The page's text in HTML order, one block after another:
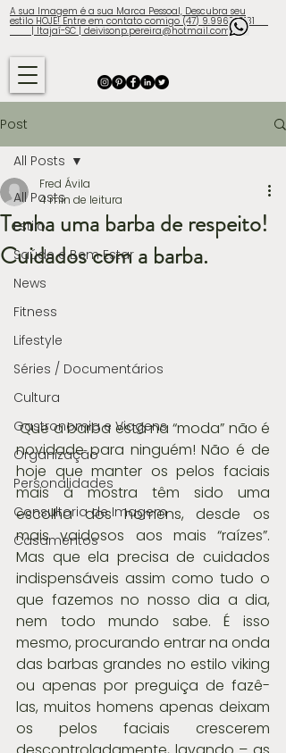
A sua Imagem é a sua Marca Pessoal, Descubra seu
estilo HOJE! Entre em contato comigo (47) 9.9960-3131
| Itajaí-SC | deivisonp.pereira@hotmail.com
Post
All Posts
Estilo
Saúde e Bem Estar
News
Fitness
Lifestyle
Séries / Documentários
Cultura
Gastronomia e Viagens
Organização
Personalidades
Consultoria de Imagem
Casamentos
All Posts
Tenha uma barba de respeito!
Cuidados com a barba.
Fred Ávila
4 min de leitura
Que a barba está na “moda” não é
novidade para ninguém! Não é de
hoje que manter os pelos faciais
mais à mostra têm sido uma
escolha dos homens, desde os
mais vaidosos aos mais “raízes”.
Mas que ela precisa de cuidados
indispensáveis assim como tudo o
que fazemos no nosso dia a dia,
nem todo mundo sabe. É isso
mesmo, procurando entrar na onda
das barbas grandes no estilo viking
ou apenas por preguiça de fazê-
las, muitos homens apenas deixam
os pelos faciais crescerem